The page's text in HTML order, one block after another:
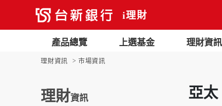
i理財
產品總覽 上選基金 理財資訊
理財資訊 市場資訊
理財資訊 亞太